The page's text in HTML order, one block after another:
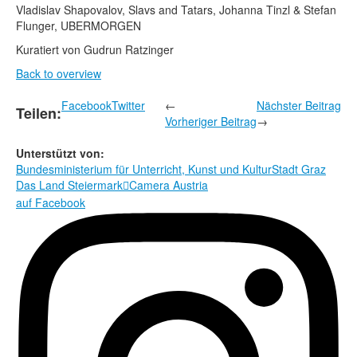
Vladislav Shapovalov, Slavs and Tatars, Johanna Tinzl & Stefan
Flunger, UBERMORGEN
Kuratiert von Gudrun Ratzinger
Back to overview
Teilen:FacebookTwitter
←
Vorheriger Beitrag
Nächster Beitrag
→
Unterstützt von:
Bundesministerium für Unterricht, Kunst und KulturStadt Graz
Das Land SteiermarkCamera Austria
auf Facebook